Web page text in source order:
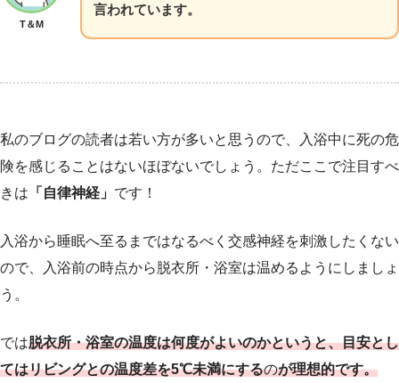
T＆M
言われています。
私のブログの読者は若い方が多いと思うので、入浴中に死の危
険を感じることはないほぼないでしょう。ただここで注目すべ
きは 「自律神経」 です！
入浴から睡眠へ至るまではなるべく交感神経を刺激したくない
ので、入浴前の時点から脱衣所・浴室は温めるようにしましょ
う。
では脱衣所・浴室の温度は何度がよいのかというと、目安とし
てはリビングとの温度差を5℃未満にするのが理想的です。